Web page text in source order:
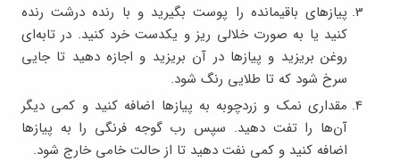
پیازهای باقیمانده را پوست بگیرید و با رنده درشت رنده
کنید یا به صورت خلالی ریز و یکدست خرد کنید. در تابه‌ای
روغن بریزید و پیازها در آن بریزید و اجازه دهید تا جایی
سرخ شود که تا طلایی رنگ شود.
مقداری نمک و زردچوبه به پیازها اضافه کنید و کمی دیگر
آن‌ها را تفت دهید. سپس رب گوجه فرنگی را به پیازها
اضافه کنید و کمی نفت دهید تا از حالت خامی خارج شود.